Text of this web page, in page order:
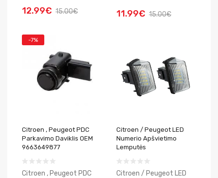
12.99€ 15.00€ 11.99€ 15.00€
-7%
Citroen , Peugeot PDC
Parkavimo Daviklis OEM
9663649877
Citroen , Peugeot PDC
Citroen / Peugeot LED
Numerio Apšvietimo
Lemputės
Citroen / Peugeot LED